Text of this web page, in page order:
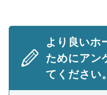
より良いホ
ためにアン
てください。